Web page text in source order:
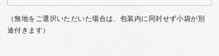
（無地をご選択いただいた場合は、包装内に同封せず小袋が別
途付きます）